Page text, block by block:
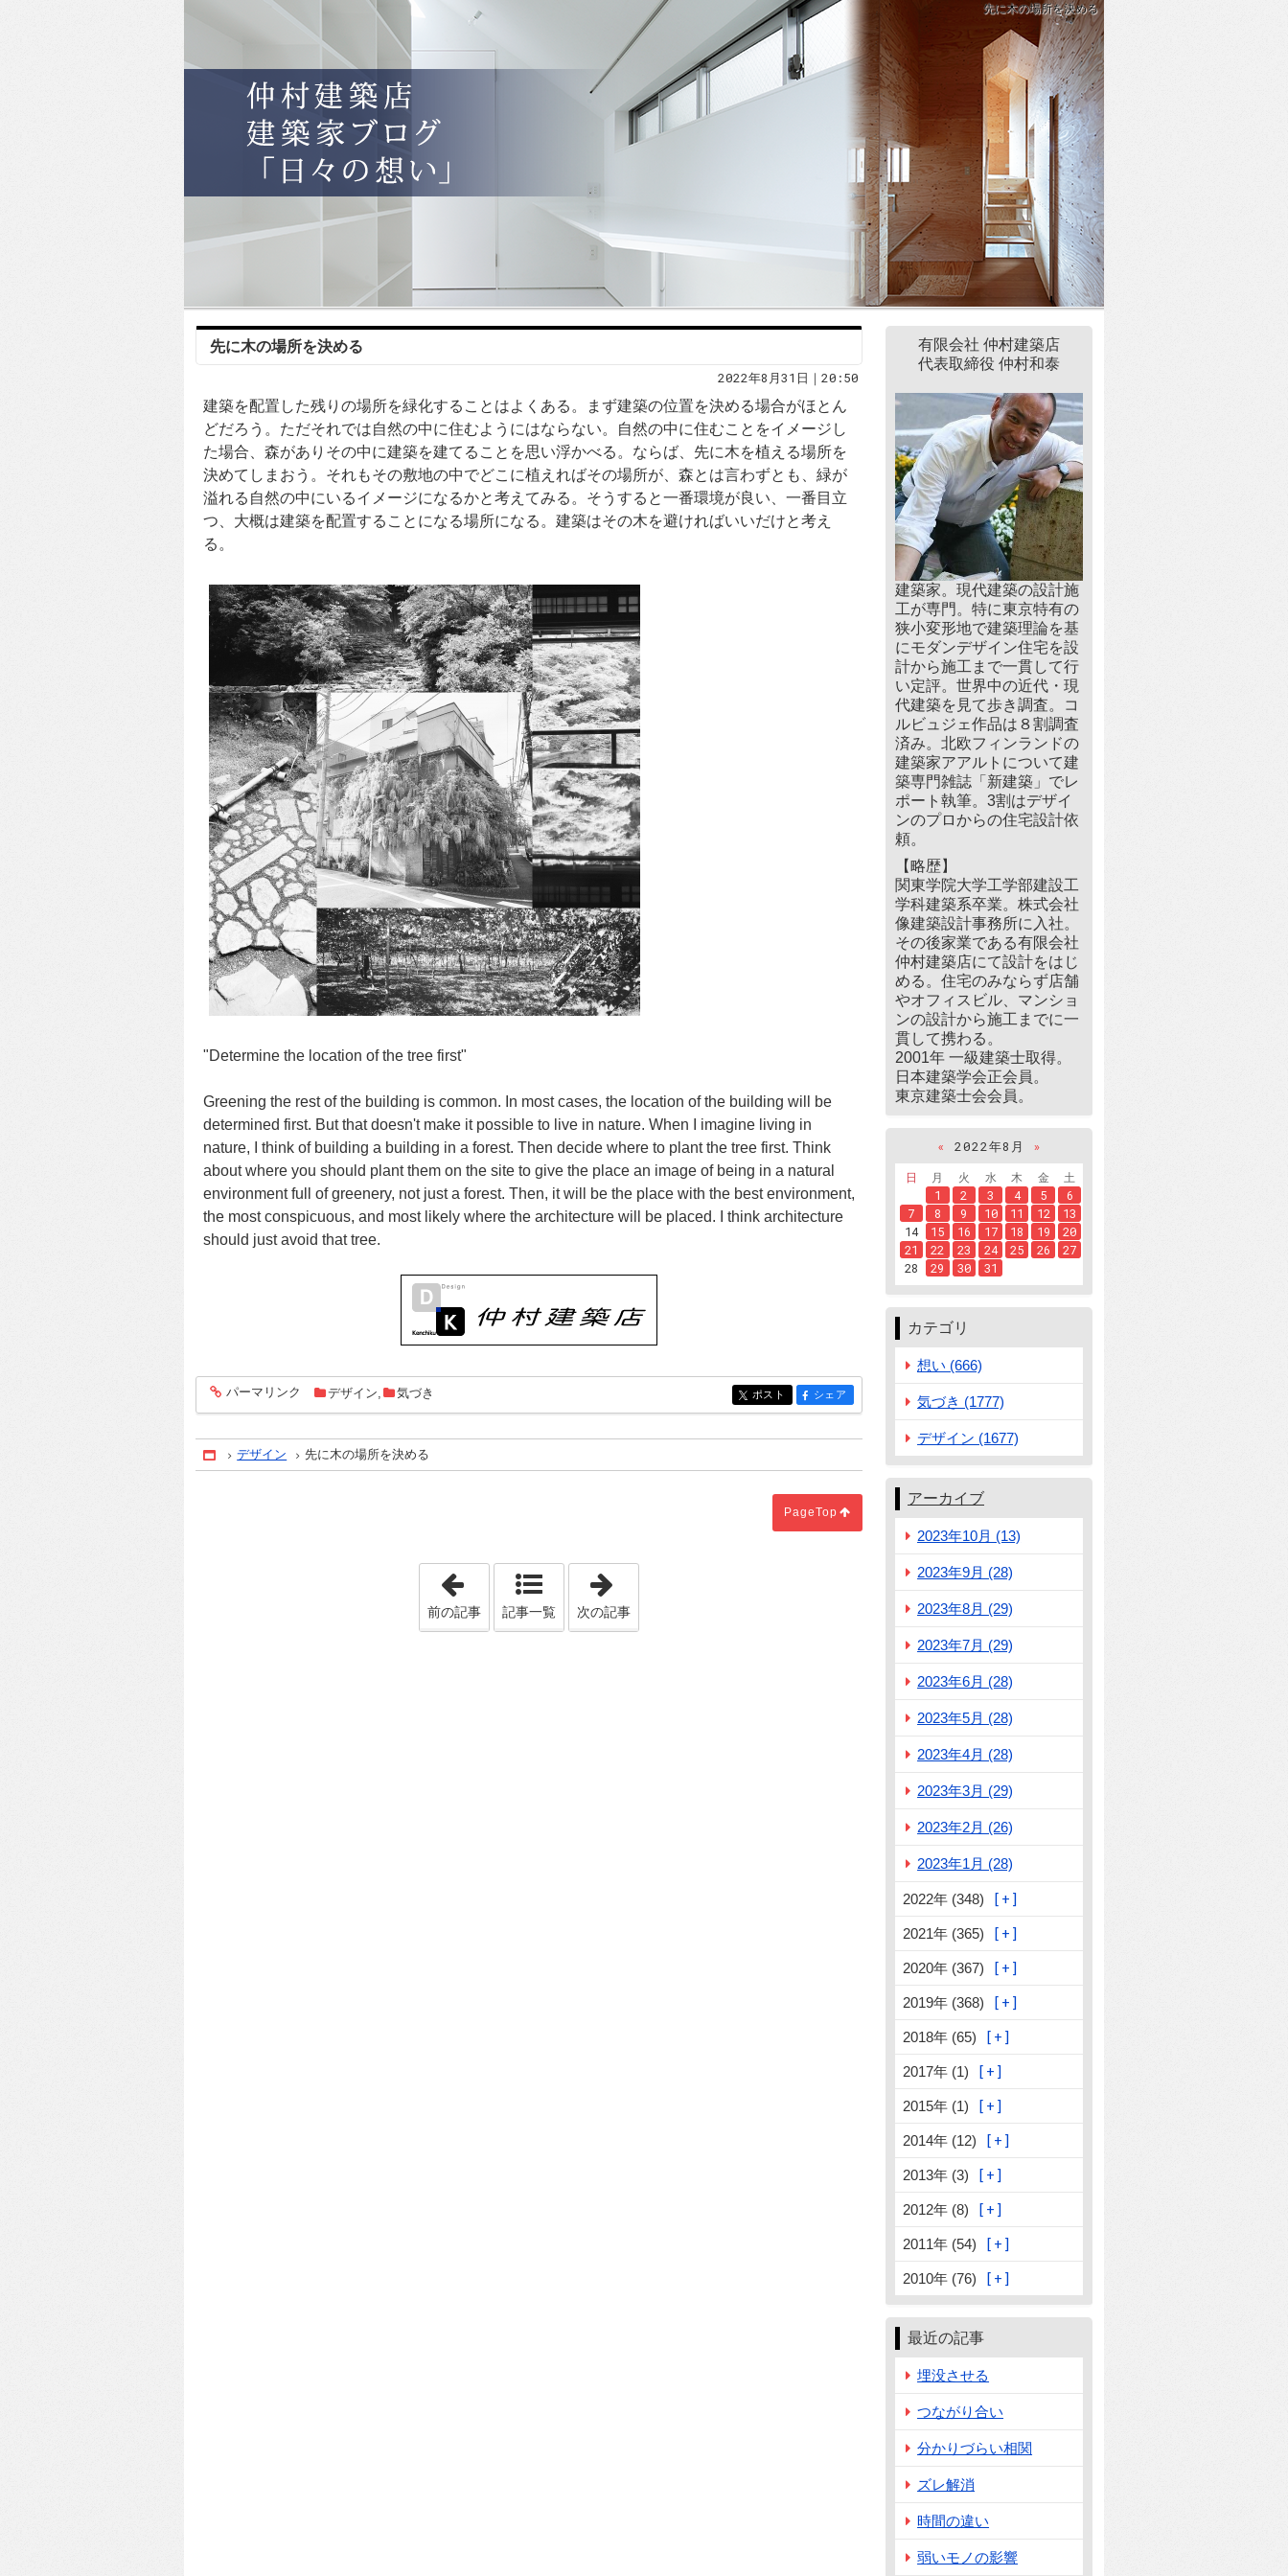
先に木の場所を決める
先に木の場所を決める
2022年8月31日｜20:50
建築を配置した残りの場所を緑化することはよくある。まず建築の位置を決める場合がほとん
どだろう。ただそれでは自然の中に住むようにはならない。自然の中に住むことをイメージし
た場合、森がありその中に建築を建てることを思い浮かべる。ならば、先に木を植える場所を
決めてしまおう。それもその敷地の中でどこに植えればその場所が、森とは言わずとも、緑が
溢れる自然の中にいるイメージになるかと考えてみる。そうすると一番環境が良い、一番目立
つ、大概は建築を配置することになる場所になる。建築はその木を避ければいいだけと考え
る。
"Determine the location of the tree first"
Greening the rest of the building is common. In most cases, the location of the building will be
determined first. But that doesn't make it possible to live in nature. When I imagine living in
nature, I think of building a building in a forest. Then decide where to plant the tree first. Think
about where you should plant them on the site to give the place an image of being in a natural
environment full of greenery, not just a forest. Then, it will be the place with the best environment,
the most conspicuous, and most likely where the architecture will be placed. I think architecture
should just avoid that tree.
entry2297
パーマリンク デザイン 気づき entry2297
ポスト entry2297
シェア
Home
デザイン 先に木の場所を決める
PageTop
「緑の場所」
前の記事 記事一覧 次の記事
有限会社 仲村建築店
代表取締役 仲村和泰
建築家。現代建築の設計施
工が専門。特に東京特有の
狭小変形地で建築理論を基
にモダンデザイン住宅を設
計から施工まで一貫して行
い定評。世界中の近代・現
代建築を見て歩き調査。コ
ルビュジェ作品は８割調査
済み。北欧フィンランドの
建築家アアルトについて建
築専門雑誌「新建築」でレ
ポート執筆。3割はデザイ
ンのプロからの住宅設計依
頼。
【略歴】
関東学院大学工学部建設工
学科建築系卒業。株式会社
像建築設計事務所に入社。
その後家業である有限会社
仲村建築店にて設計をはじ
める。住宅のみならず店舗
やオフィスビル、マンショ
ンの設計から施工までに一
貫して携わる。
2001年 一級建築士取得。
日本建築学会正会員。
東京建築士会会員。
« 2022年8月
»
日
月 火 水 木 金
土
1
2 3 4 5
6
7
8 9 10 11 12
13
14
15 16 17 18 19
20
21
22 23 24 25 26
27
28
29 30 31
カテゴリ
想い (666)
気づき (1777)
デザイン (1677)
アーカイブ
2023年10月 (13)
2023年9月 (28)
2023年8月 (29)
2023年7月 (29)
2023年6月 (28)
2023年5月 (28)
2023年4月 (28)
2023年3月 (29)
2023年2月 (26)
2023年1月 (28)
2022年 (348)
2021年 (365)
2020年 (367)
2019年 (368)
2018年 (65)
2017年 (1)
2015年 (1)
2014年 (12)
2013年 (3)
2012年 (8)
2011年 (54)
2010年 (76)
最近の記事
埋没させる
つながり合い
分かりづらい相関
ズレ解消
時間の違い
弱いモノの影響